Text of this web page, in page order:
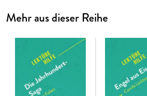
erhielt der Schweizer Autor unter
Grand Prix du Roman der
In dieser Lektürehilfe sind
. Eine vollständige Inhaltsangabe
. Eine übersichtliche Analyse
interessanten Details
Mehr aus dieser Reihe